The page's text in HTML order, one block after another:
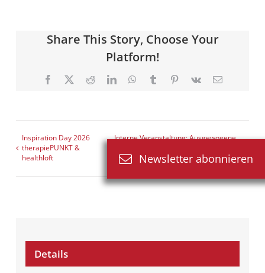
Share This Story, Choose Your
Platform!
Facebook
X RedditLinkedInWhatsApp
TumblrPinterest
Vk
E-
Inspiration Day 2026
therapiePUNKT &
healthloft
Interne Veranstaltung: Ausgewogene
Details
Newsletter abonnieren